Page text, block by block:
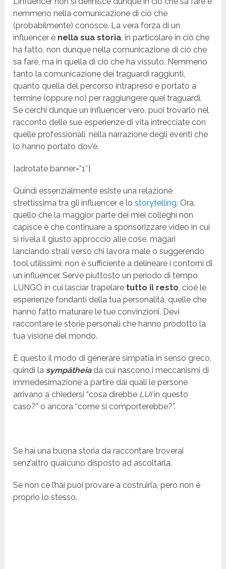
nemmeno nella comunicazione di ciò che
(probabilmente) conosce. La vera forza di un
influencer è nella sua storia, in particolare in ciò che
ha fatto, non dunque nella comunicazione di ciò che
sa fare, ma in quella di ciò che ha vissuto. Nemmeno
tanto la comunicazione dei traguardi raggiunti,
quanto quella del percorso intrapreso e portato a
termine (oppure no) per raggiungere quei traguardi.
Se cerchi dunque un influencer vero, puoi trovarlo nel
racconto delle sue esperienze di vita intrecciate con
quelle professionali, nella narrazione degli eventi che
lo hanno portato dov’è.
[adrotate banner=”1″]
Quindi essenzialmente esiste una relazione
strettissima tra gli influencer e lostorytelling. Ora,
quello che la maggior parte dei miei colleghi non
capisce è che continuare a sponsorizzare video in cui
si rivela il giusto approccio alle cose, magari
lanciando strali verso chi lavora male o suggerendo
tool utilissimi, non è sufficiente a delineare i contorni di
un influencer. Serve piuttosto un periodo di tempo
LUNGO in cui lasciar trapelare tutto il resto, cioè le
esperienze fondanti della tua personalità, quelle che
hanno fatto maturare le tue convinzioni. Devi
raccontare le storie personali che hanno prodotto la
tua visione del mondo.
È questo il modo di generare simpatia in senso greco,
quindi lasympátheia da cui nascono i meccanismi di
immedesimazione a partire dai quali le persone
arrivano a chiedersi “cosa direbbe LUIin questo
caso?” o ancora “come si comporterebbe?”.
Se hai una buona storia da raccontare troverai
senz’altro qualcuno disposto ad ascoltarla.
Se non ce l’hai puoi provare a costruirla, però non è
proprio lo stesso.